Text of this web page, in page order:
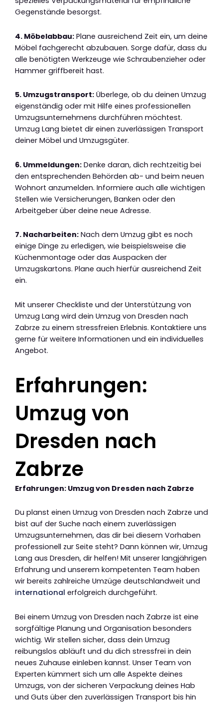
Gegenstände besorgst.
4. Möbelabbau: Plane ausreichend Zeit ein, um deine
Möbel fachgerecht abzubauen. Sorge dafür, dass du
alle benötigten Werkzeuge wie Schraubenzieher oder
Hammer griffbereit hast.
5. Umzugstransport: Überlege, ob du deinen Umzug
eigenständig oder mit Hilfe eines professionellen
Umzugsunternehmens durchführen möchtest.
Umzug Lang bietet dir einen zuverlässigen Transport
deiner Möbel und Umzugsgüter.
6. Ummeldungen: Denke daran, dich rechtzeitig bei
den entsprechenden Behörden ab- und beim neuen
Wohnort anzumelden. Informiere auch alle wichtigen
Stellen wie Versicherungen, Banken oder den
Arbeitgeber über deine neue Adresse.
7. Nacharbeiten: Nach dem Umzug gibt es noch
einige Dinge zu erledigen, wie beispielsweise die
Küchenmontage oder das Auspacken der
Umzugskartons. Plane auch hierfür ausreichend Zeit
ein.
Mit unserer Checkliste und der Unterstützung von
Umzug Lang wird dein Umzug von Dresden nach
Zabrze zu einem stressfreien Erlebnis. Kontaktiere uns
gerne für weitere Informationen und ein individuelles
Angebot.
Erfahrungen:
Umzug von
Dresden nach
Zabrze
Erfahrungen: Umzug von Dresden nach Zabrze
Du planst einen Umzug von Dresden nach Zabrze und
bist auf der Suche nach einem zuverlässigen
Umzugsunternehmen, das dir bei diesem Vorhaben
professionell zur Seite steht? Dann können wir, Umzug
Lang aus Dresden, dir helfen! Mit unserer langjährigen
Erfahrung und unserem kompetenten Team haben
wir bereits zahlreiche Umzüge deutschlandweit und
international erfolgreich durchgeführt.
Bei einem Umzug von Dresden nach Zabrze ist eine
sorgfältige Planung und Organisation besonders
wichtig. Wir stellen sicher, dass dein Umzug
reibungslos abläuft und du dich stressfrei in dein
neues Zuhause einleben kannst. Unser Team von
Experten kümmert sich um alle Aspekte deines
Umzugs, von der sicheren Verpackung deines Hab
und Guts über den zuverlässigen Transport bis hin